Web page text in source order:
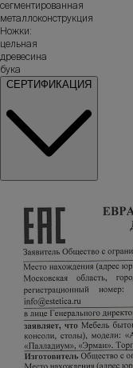
сегментированная
металлоконструкция
Ножки:
цельная
древесина
бука
СЕРТИФИКАЦИЯ